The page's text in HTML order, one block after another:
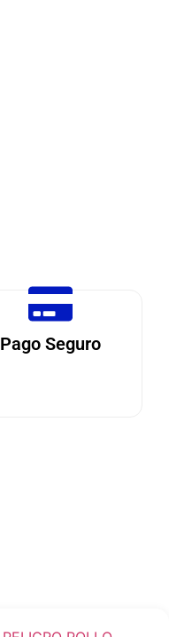
Pago Seguro